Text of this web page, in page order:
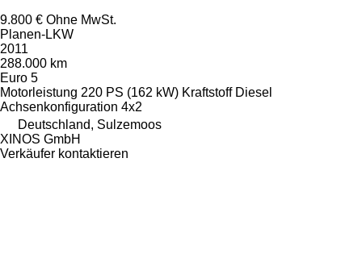
9.800 € Ohne MwSt.
Planen-LKW
2011
288.000 km
Euro 5
Motorleistung 220 PS (162 kW) Kraftstoff Diesel
Achsenkonfiguration 4x2
Deutschland, Sulzemoos
XINOS GmbH
Verkäufer kontaktieren